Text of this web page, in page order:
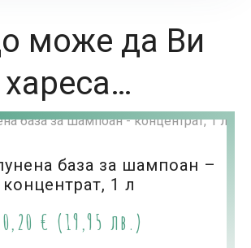
може да Ви
хареса…
база за шампоан –
концентрат, 1 л
€ (19,95 лв.)